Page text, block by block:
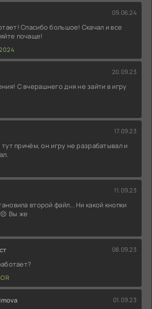
09.06.24
Спасибо большое! Скачал и все
почаще!
20.09.23
С вчерашнего дня не зайти в игру
17.09.23
причём, он игру не разрабатывал и
11.09.23
второй файл... Ни какой кнопки
Вы же
08.09.23
01.09.23